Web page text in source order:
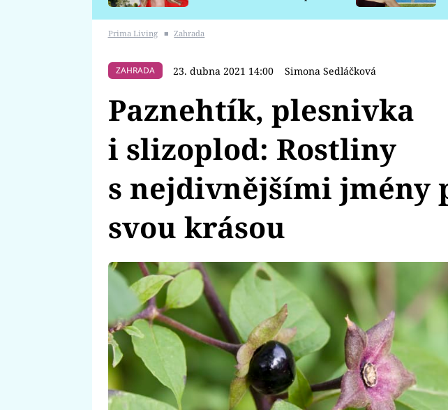
Prima Living ■ Zahrada
ZAHRADA 23. dubna 2021 14:00 Simona Sedláčková
Paznehtík, plesnivka
i slizoplod: Rostliny
s nejdivnějšími jmény
svou krásou